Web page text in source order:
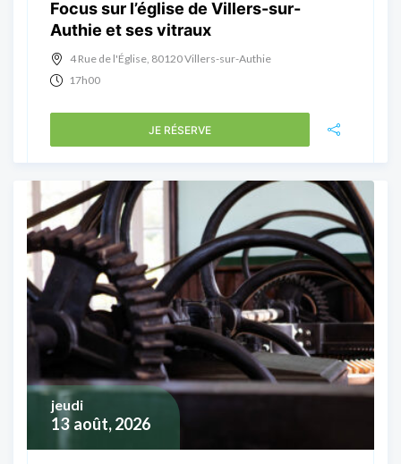
Focus sur l’église de Villers-sur-
Authie et ses vitraux
4 Rue de l'Église, 80120 Villers-sur-Authie
17h00
JE RÉSERVE
13 août, 2026
jeudi